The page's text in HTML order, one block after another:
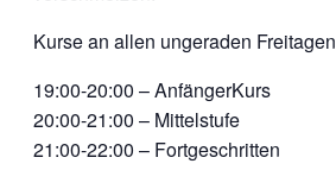
Kurse an allen ungeraden Freitagen
19:00-20:00 – AnfängerKurs
20:00-21:00 – Mittelstufe
21:00-22:00 – Fortgeschritten